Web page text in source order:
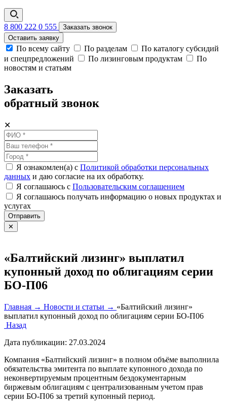
8 800 222 0 555
Заказать звонок
Оставить заявку
По всему сайту По разделам
По каталогу субсидий
и спецпредложений
По лизинговым продуктам
По
новостям и статьям
Заказать
обратный звонок
✕
Я ознакомлен(а) с Политикой обработки персональных
данных и даю согласие на их обработку.
Я соглашаюсь c Пользовательским соглашением
Я соглашаюсь получать информацию о новых продуктах и
услугах
Отправить
✕
«Балтийский лизинг» выплатил
купонный доход по облигациям серии
БО-П06
Главная → Новости и статьи → «Балтийский лизинг»
выплатил купонный доход по облигациям серии БО-П06
Назад
Дата публикации: 27.03.2024
Компания «Балтийский лизинг» в полном объёме выполнила
обязательства эмитента по выплате купонного дохода по
неконвертируемым процентным бездокументарным
биржевым облигациям с централизованным учетом прав
серии БО-П06 за третий купонный период.